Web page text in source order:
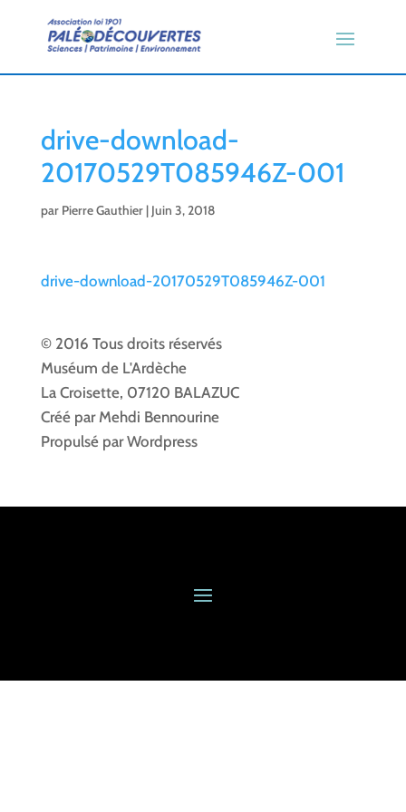
drive-download-
20170529T085946Z-001
par Pierre Gauthier| Juin 3, 2018
drive-download-20170529T085946Z-001
© 2016 Tous droits réservés
Muséum de L'Ardèche
La Croisette, 07120 BALAZUC
Créé par Mehdi Bennourine
Propulsé par Wordpress